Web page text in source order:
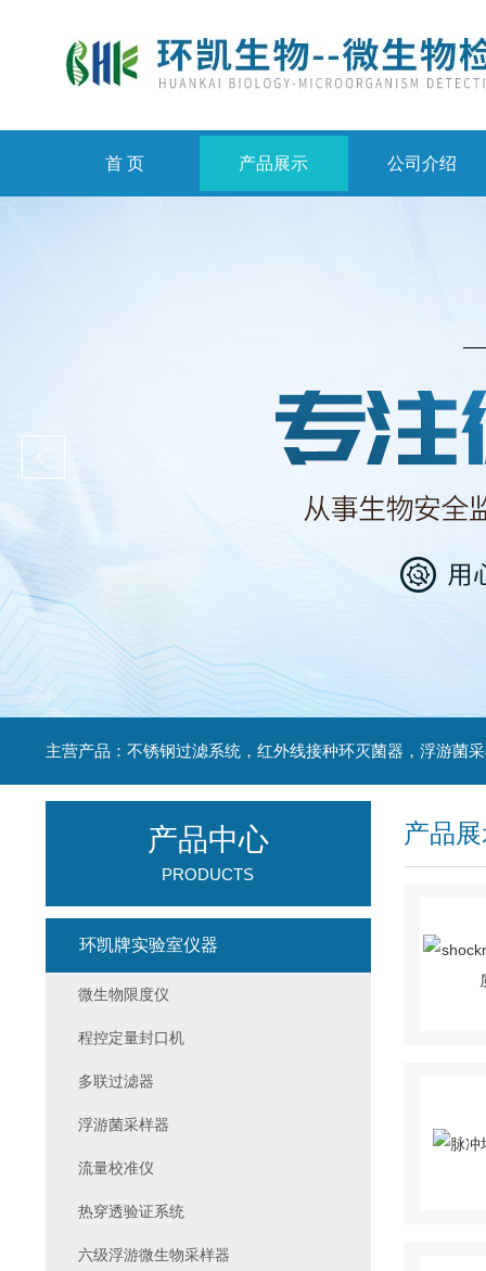
首 页 产品展示 公司介绍
产品
产品中心
PRODUCTS
环凯牌实验室仪器
微生物限度仪
程控定量封口机
多联过滤器
浮游菌采样器
流量校准仪
热穿透验证系统
六级浮游微生物采样器